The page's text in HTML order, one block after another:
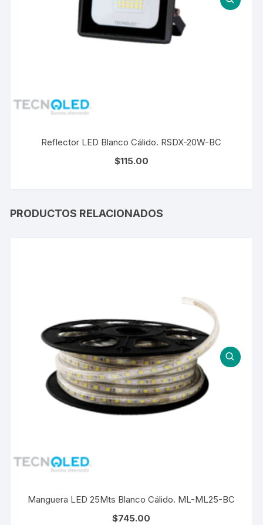
Reflector LED Blanco Cálido. RSDX-20W-BC
$115.00
PRODUCTOS RELACIONADOS
Manguera LED 25Mts Blanco Cálido. ML-ML25-BC
$745.00